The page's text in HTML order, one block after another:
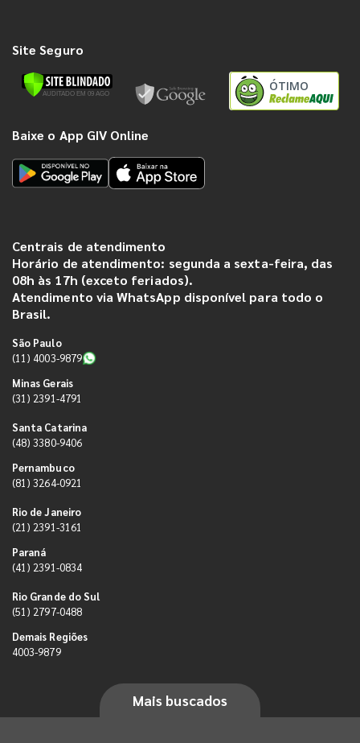
Site Seguro
ÓTIMO
Baixe o App GIV Online
Centrais de atendimento
Horário de atendimento: segunda a sexta-feira, das
08h às 17h (exceto feriados).
Atendimento via WhatsApp disponível para todo o
Brasil.
São Paulo
(11) 4003-9879
Minas Gerais
(31) 2391-4791
Santa Catarina
(48) 3380-9406
Pernambuco
(81) 3264-0921
Rio de Janeiro
(21) 2391-3161
Paraná
(41) 2391-0834
Rio Grande do Sul
(51) 2797-0488
Demais Regiões
4003-9879
Mais buscados